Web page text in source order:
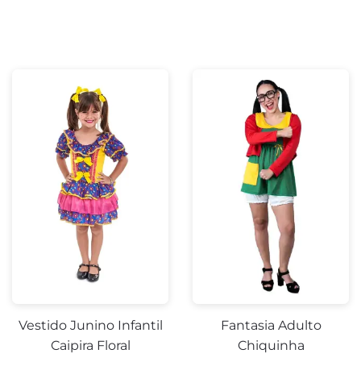
Vestido Junino Infantil
Caipira Floral
Fantasia Adulto
Chiquinha